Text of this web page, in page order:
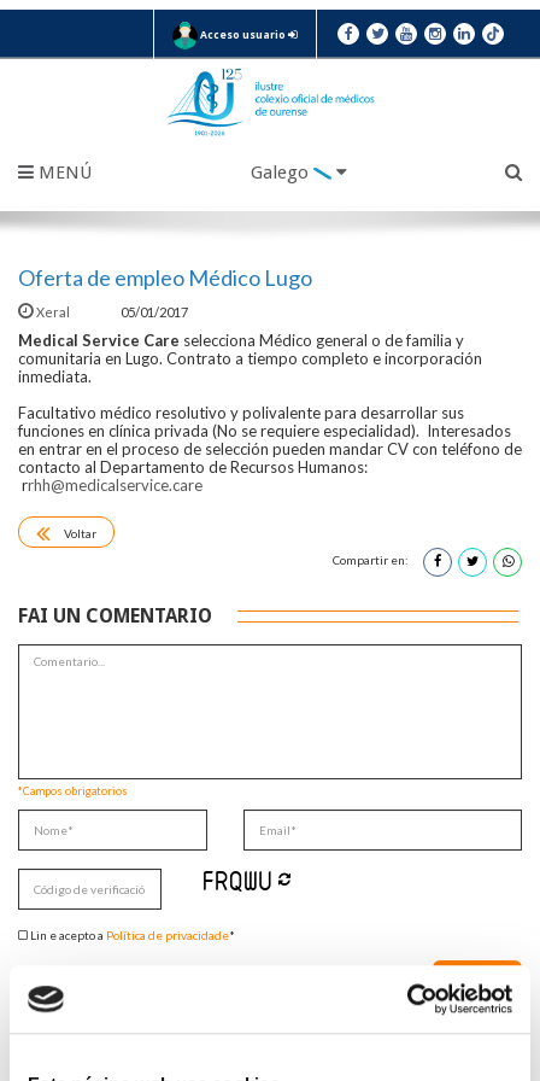
Acceso usuario
MENÚ Galego
Oferta de empleo Médico Lugo
Xeral 05/01/2017
Medical Service Care selecciona Médico general o de familia y
comunitaria en Lugo. Contrato a tiempo completo e incorporación
inmediata.
Facultativo médico resolutivo y polivalente para desarrollar sus
funciones en clínica privada (No se requiere especialidad). Interesados
en entrar en el proceso de selección pueden mandar CV con teléfono de
contacto al Departamento de Recursos Humanos:
rrhh@medicalservice.care
Voltar
Compartir en:
FAI UN COMENTARIO
*Campos obrigatorios
Lin e acepto a Política de privacidade*